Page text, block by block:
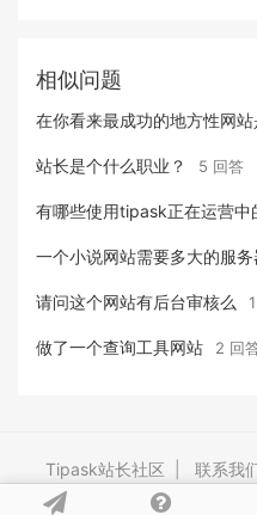
相似问题
在你看来最成功的地方性网站
站长是个什么职业？ 5 回答
有哪些使用tipask正在运营中
一个小说网站需要多大的服
请问这个网站有后台审核么
做了一个查询工具网站 2 回
Tipask站长社区 联系我
Powered By tipask4.0 Release